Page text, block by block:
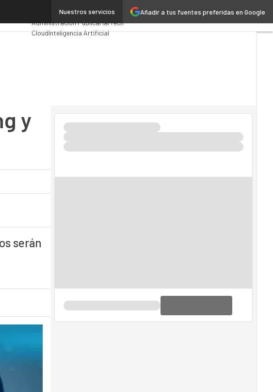
Añadir a tus fuentes preferidas en Google
Nuestros servicios
Premios ComputingAnalytics
Administración PúblicaMarTech
CloudInteligencia Artificial
y
serán